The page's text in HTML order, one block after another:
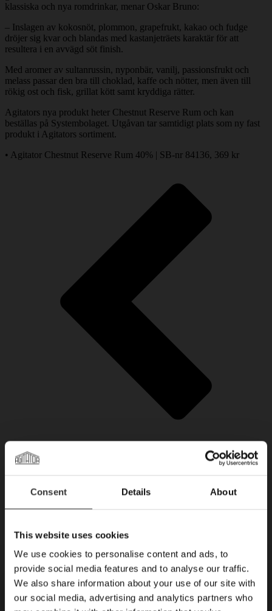
Consent Details About
This website uses cookies
We use cookies to personalise content and ads, to
provide social media features and to analyse our traffic.
We also share information about your use of our site with
our social media, advertising and analytics partners who
klassiska och nya romdrinkar, menar Oskar Bruno:
– Inslagen av kokosnöt, plommon, grapefrukt, kakao och fudge
dröjer sig kvar och blandas med kastanjeträets karaktär för att
resultera i en avvägd söt finish.
Med aromer av sultanrussin, nyponbär, vanilj, passionsfrukt och
melass passar den bra till choklad, kaffe och nötter, men även till
rökig ost och fisk, grillat kött samt kryddiga rätter.
Agitators nya produkt heter Chestnut Reserve Rum och kan
beställas på Systembolaget. Utgåvan tar samtidigt plats som ny fast
produkt i Agitators sortiment.
• Agitator Chestnut Reserve Rum 40% | SB-nr 84136, 369 kr
×